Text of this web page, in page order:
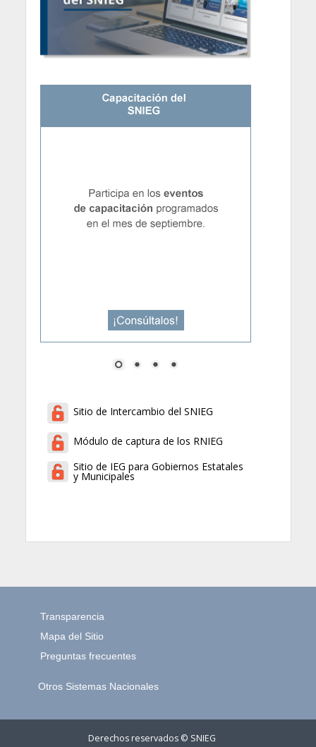
Sitio de Intercambio del SNIEG
Módulo de captura de los RNIEG
Sitio de IEG para Gobiernos Estatales
y Municipales
Transparencia
Mapa del Sitio
Preguntas frecuentes
Otros Sistemas Nacionales
Derechos reservados © SNIEG